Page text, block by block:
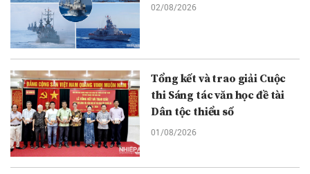
02/08/2026
Tổng kết và trao giải Cuộc
thi Sáng tác văn học đề tài
Dân tộc thiểu số
01/08/2026